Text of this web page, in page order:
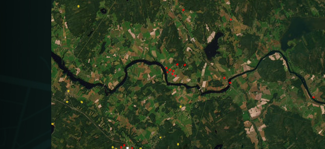
Almers
+4
Halland
BrearedNorth
+4
Halland
DeerRobberyRd
+3
Halland
EastBikeroad
+2
Halland
Kolonier
+1
Halland
MariedalSouth
+3
Halland
Nyhemsplatsen
+3
Halland
PedersEntré
+3
Halland
Ryttargången
+1
Halland
SickDoggie
+3
Halland
TrananSouth
+3
Halland
VallinsCykel
+3
Halland